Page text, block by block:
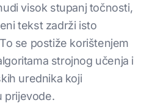
visok stupanj točnosti,
tekst zadrži isto
se postiže korištenjem
strojnog učenja i
urednika koji
prijevode.